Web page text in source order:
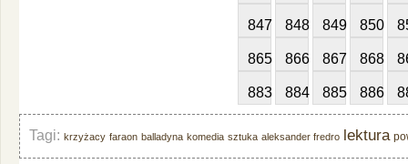
847 848 849 850
865 866 867 868
883 884 885 886
Tagi: krzyżacy faraon balladyna komedia sztuka aleksander fredro lektura